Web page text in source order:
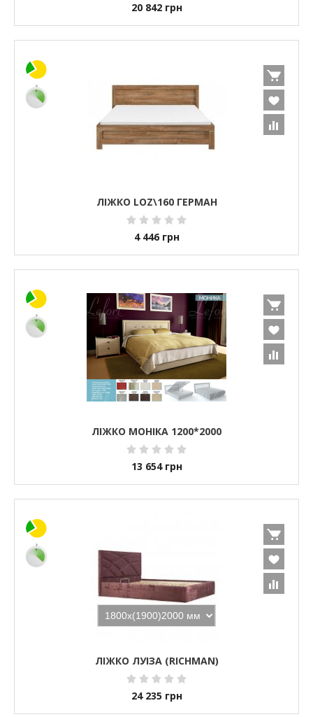
20 842 грн
ЛІЖКО LOZ\160 ГЕРМАН
4 446 грн
ЛІЖКО МОНІКА 1200*2000
13 654 грн
ЛІЖКО ЛУІЗА (RICHMAN)
24 235 грн